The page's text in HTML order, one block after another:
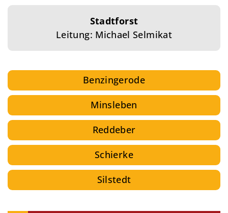
Stadtforst
Leitung: Michael Selmikat
Benzingerode
Minsleben
Reddeber
Schierke
Silstedt